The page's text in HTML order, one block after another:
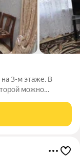
3-м этаже. В
можно